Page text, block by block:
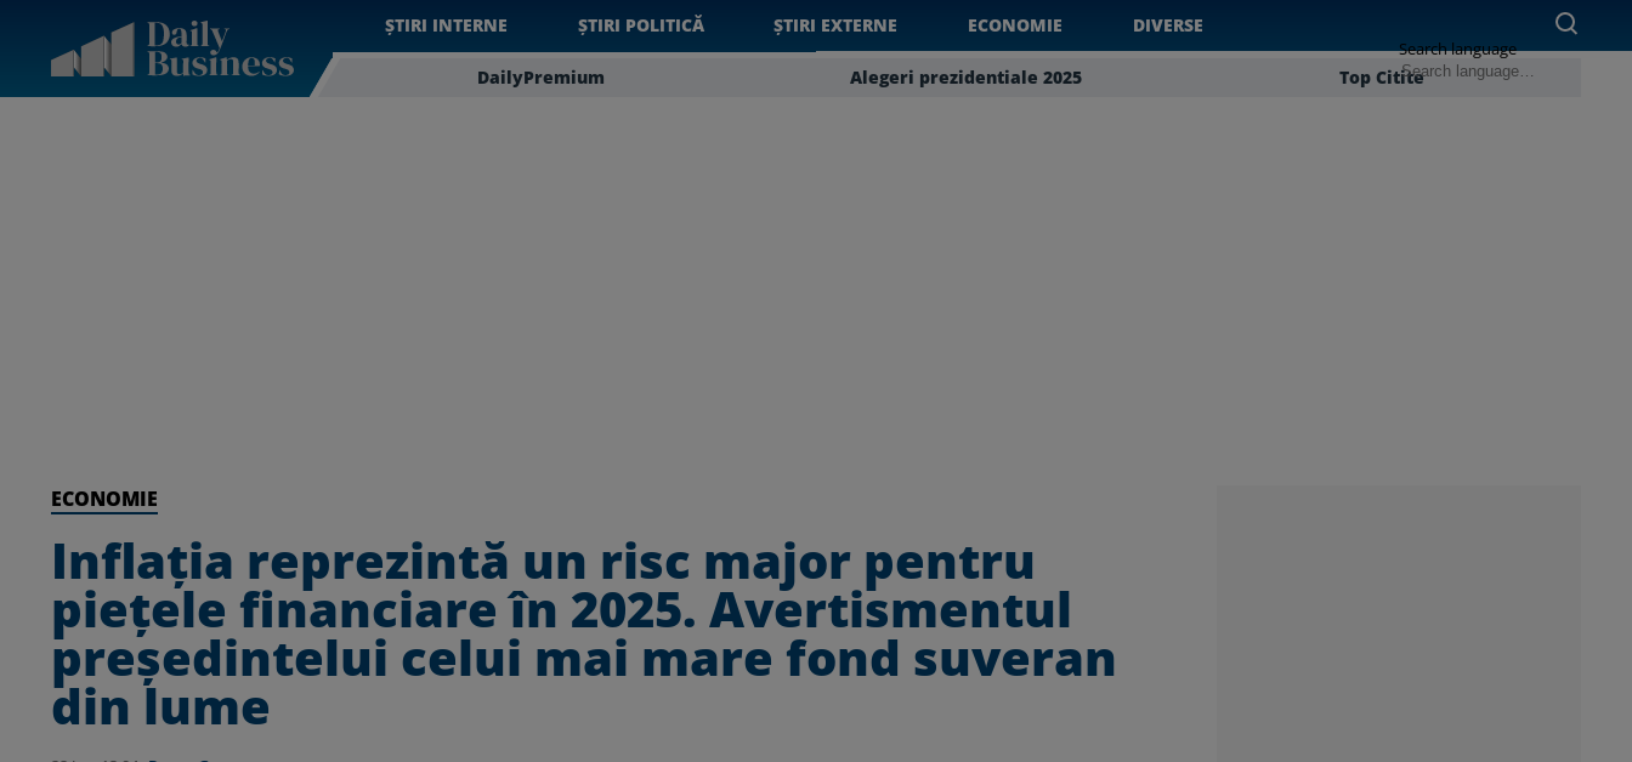
ȘTIRI INTERNE ȘTIRI POLITICĂ ȘTIRI EXTERNE ECONOMIE DIVERSE
DailyPremium Alegeri prezidentiale 2025 Top Citite
Search language
ECONOMIE
Inflația reprezintă un risc major pentru
piețele financiare în 2025. Avertismentul
președintelui celui mai mare fond suveran
din lume